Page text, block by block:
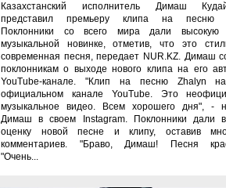
Казахстанский исполнитель Димаш
представил премьеру клипа на песню
Поклонники со всего мира дали высокую
музыкальной новинке, отметив, что это
современная песня, передает NUR.KZ. Димаш
поклонникам о выходе нового клипа на его
YouTube-канале. "Клип на песню Zhalyn
официальном канале YouTube. Это
музыкальное видео. Всем хорошего дня", -
Димаш в своем Instagram. Поклонники дали
оценку новой песне и клипу, оставив
комментариев. "Браво, Димаш! Песня
"Очень...